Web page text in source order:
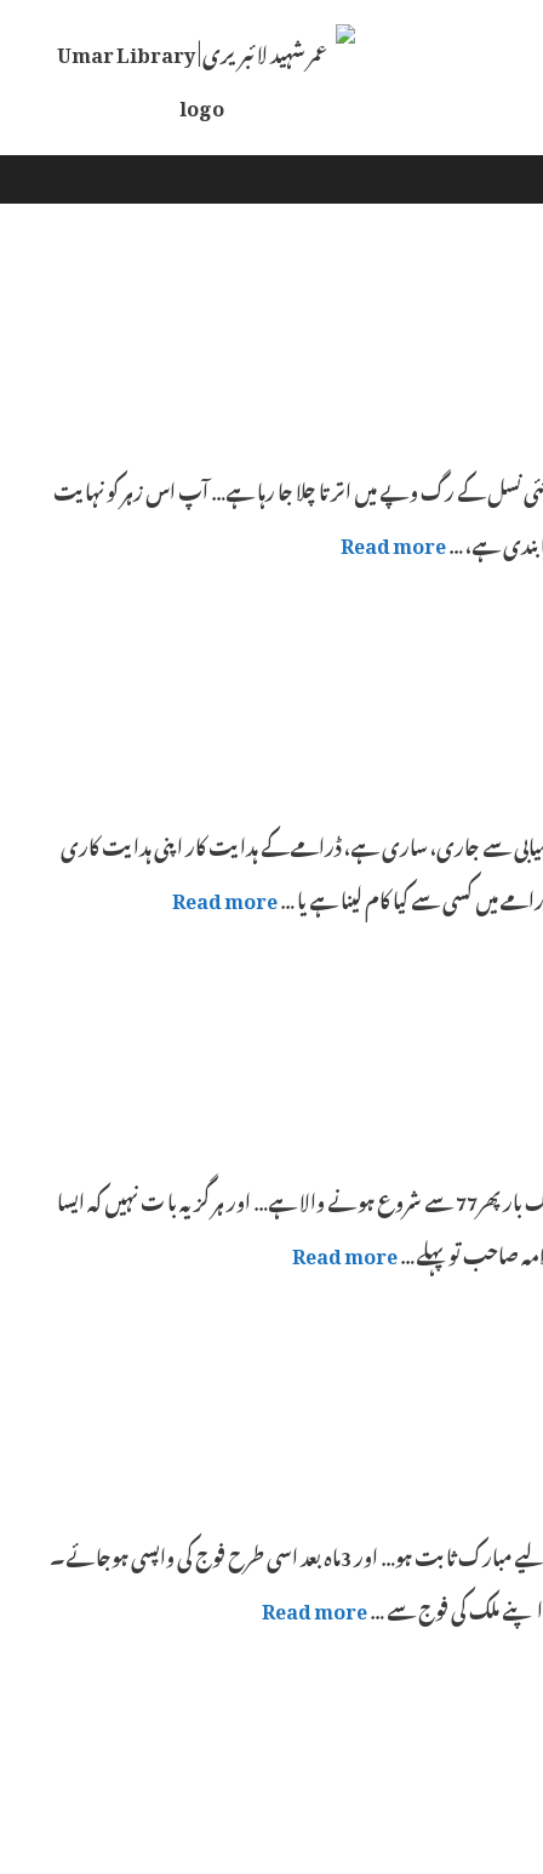
نسل کے رگ وپے میں اترتا چلا جا رہا ہے… آپ اس زہر کو نہایت
ہے، …Read more
سے جاری، ساری ہے، ڈرامے کے ہدایت کار اپنی ہدایت کاری
میں کسی سے کیا کام لینا ہے یا …Read more
کچھ بھی ہو سکتا ہے ہم ایک بار پھر 77ء میں داخل ہوچکے ہیں… گویا ہمار اسیاسی سفر ایک بار پھر77 سے شروع ہونے والا ہے… اور ہر گز یہ با ت نہیں کہ ایسا
صاحب تو پہلے …Read more
یہ پہلا بیک گیر ہے اسلام آباد میں فوج کی آمد آمد ہے… اﷲ کرے، یہ آمد ملک اور قوم کے لیے مبارک ثابت ہو… اور 3ماہ بعد اسی طرح فوج کی واپسی ہوجائے۔
ملک کی فوج سے …Read more